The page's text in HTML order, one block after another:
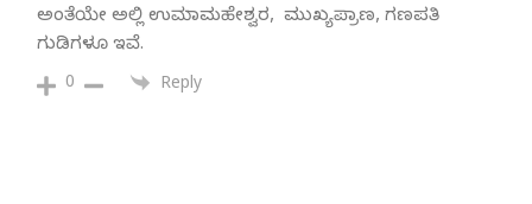
ಅಂತೆಯೇ ಅಲ್ಲಿ ಉಮಾಮಹೇಶ್ವರ, ಮುಖ್ಯಪ್ರಾಣ, ಗಣಪತಿ
ಗುಡಿಗಳೂ ಇವೆ.
0 Reply